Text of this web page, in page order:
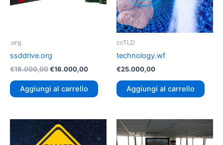
.org
ssddrive.org
€18.000,00€16.000,00
Aggiungi al carrello
ccTLD
technology.wf
€25.000,00
Aggiungi al carrello